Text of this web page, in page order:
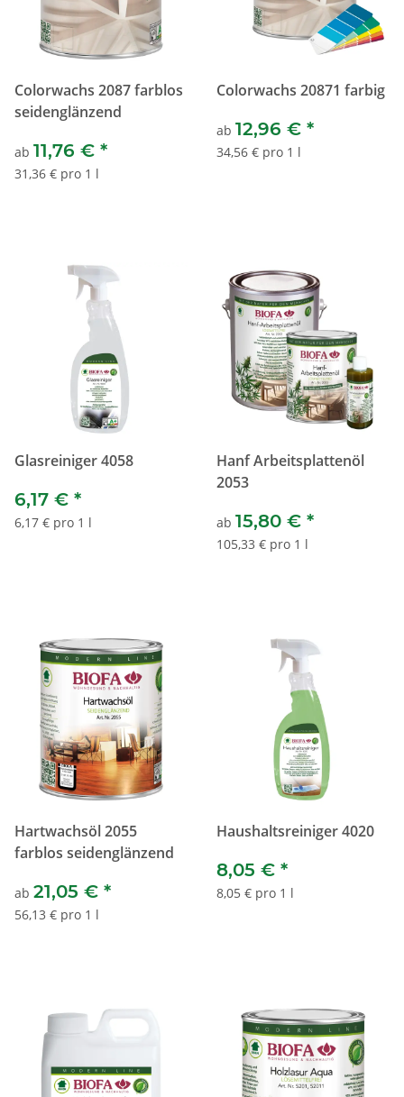
Colorwachs 2087 farblos
seidenglänzend
ab 11,76 € *
31,36 € pro 1 l
Colorwachs 20871 farbig
ab 12,96 € *
34,56 € pro 1 l
Glasreiniger 4058
6,17 € *
6,17 € pro 1 l
Hanf Arbeitsplattenöl
2053
ab 15,80 € *
105,33 € pro 1 l
Hartwachsöl 2055
farblos seidenglänzend
ab 21,05 € *
56,13 € pro 1 l
Haushaltsreiniger 4020
8,05 € *
8,05 € pro 1 l